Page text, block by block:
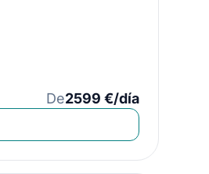
De2599 €/día